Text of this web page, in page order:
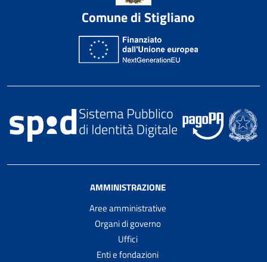
Comune di Stigliano
AMMINISTRAZIONE
Aree amministrative
Organi di governo
Uffici
Enti e fondazioni